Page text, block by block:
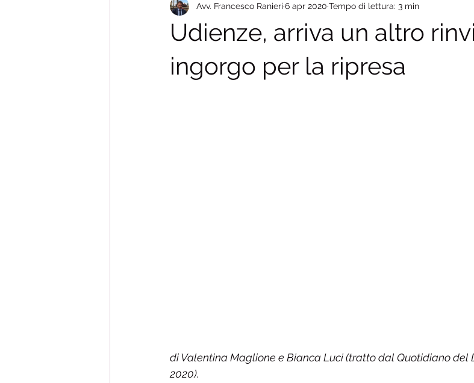
Udienze, arriva un altro
ingorgo per la ripresa
Avv. Francesco Ranieri 6 apr 2020 Tempo di lettura: 3 min
di Valentina Maglione e Bianca Luci (tratto dal Quotidiano del
2020).